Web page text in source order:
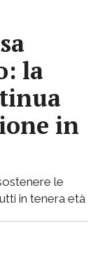
la
in
le
in tenera età